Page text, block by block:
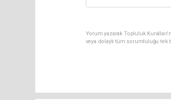
Yorum yazarak Topluluk
veya dolaylı tüm sorumluluğu